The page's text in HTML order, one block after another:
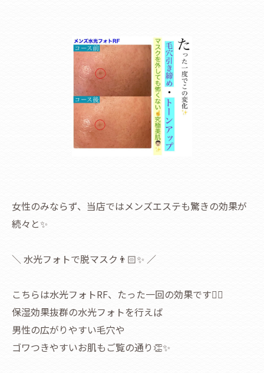
女性のみならず、当店ではメンズエステも驚きの効果が
続々と✨
＼ 水光フォトで脱マスク👨🏻✨ ／
こちらは水光フォトRF、たった一回の効果です💁‍♀️
保湿効果抜群の水光フォトを行えば
男性の広がりやすい毛穴や
ゴワつきやすいお肌もご覧の通り👏✨